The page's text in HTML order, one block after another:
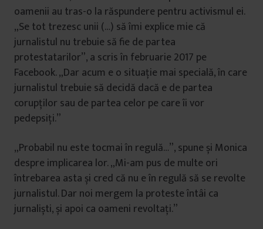
oamenii au tras-o la răspundere pentru activismul ei.
„Se tot trezesc unii (…) să îmi explice mie că
jurnalistul nu trebuie să fie de partea
protestatarilor”, a scris în februarie 2017 pe
Facebook. „Dar acum e o situație mai specială, în care
jurnalistul trebuie să decidă dacă e de partea
corupților sau de partea celor pe care îi vor
pedepsiți.”
„Probabil nu este tocmai în regulă…”, spune și Monica
despre implicarea lor. „Mi-am pus de multe ori
întrebarea asta și cred că nu e în regulă să se revolte
jurnalistul. Dar noi mergem la proteste întâi ca
jurnaliști, și apoi ca oameni revoltați.”